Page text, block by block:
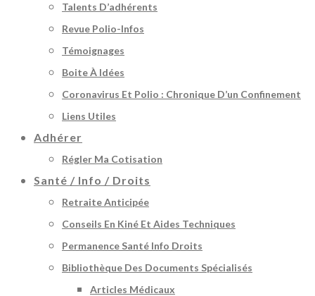
Talents D’adhérents
Revue Polio-Infos
Témoignages
Boite À Idées
Coronavirus Et Polio : Chronique D’un Confinement
Liens Utiles
Adhérer
Régler Ma Cotisation
Santé / Info / Droits
Retraite Anticipée
Conseils En Kiné Et Aides Techniques
Permanence Santé Info Droits
Bibliothèque Des Documents Spécialisés
Articles Médicaux